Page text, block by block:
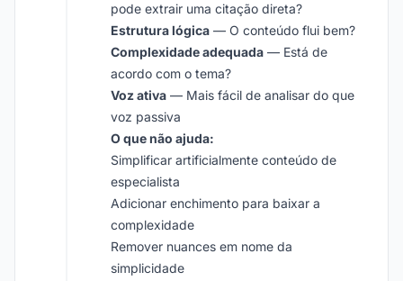
pode extrair uma citação direta?
Estrutura lógica — O conteúdo flui bem?
Complexidade adequada — Está de
acordo com o tema?
Voz ativa — Mais fácil de analisar do que
voz passiva
O que não ajuda:
Simplificar artificialmente conteúdo de
especialista
Adicionar enchimento para baixar a
complexidade
Remover nuances em nome da
simplicidade